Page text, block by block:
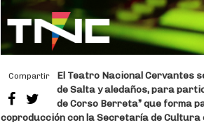
Compartir
El Teatro Nacional
de Salta y aledaños, para
de Corso Berreta” que forma
coproducción con la Secretaría de Cultura